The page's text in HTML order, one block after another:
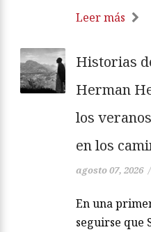
Leer más
Historias
Herman
los
en los
agosto 07, 2026 /
En una
seguirse que